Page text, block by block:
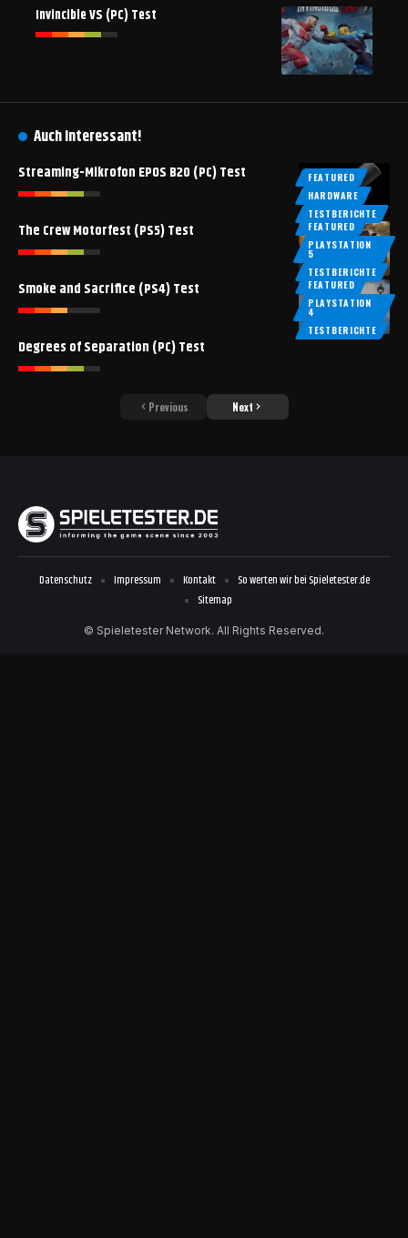
Invincible VS (PC) Test
Auch interessant!
FEATURED
HARDWARE
TESTBERICHTE
Streaming-Mikrofon EPOS B20 (PC) Test
FEATURED
PLAYSTATION
5
TESTBERICHTE
The Crew Motorfest (PS5) Test
FEATURED
PLAYSTATION
4
TESTBERICHTE
Smoke and Sacrifice (PS4) Test
Degrees of Separation (PC) Test
Previous Next
© Spieletester Network. All Rights Reserved.
Datenschutz Impressum Kontakt
So werten wir bei Spieletester.de
Sitemap